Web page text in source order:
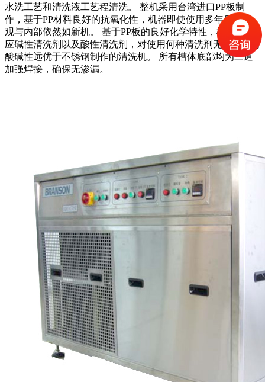
水洗工艺和清洗液工艺程清洗。 整机采用台湾进口PP板制
作，基于PP材料良好的抗氧化性，机器即使使用多年后，外
观与内部依然如新机。 基于PP板的良好化学特性，机器可适
应碱性清洗剂以及酸性清洗剂，对使用何种清洗剂无限制。耐
酸碱性远优于不锈钢制作的清洗机。 所有槽体底部均为三道
加强焊接，确保无渗漏。